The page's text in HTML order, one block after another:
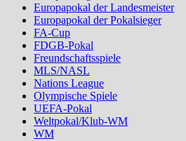
Europapokal der Landesmeister
Europapokal der Pokalsieger
FA-Cup
FDGB-Pokal
Freundschaftsspiele
MLS/NASL
Nations League
Olympische Spiele
UEFA-Pokal
Weltpokal/Klub-WM
WM